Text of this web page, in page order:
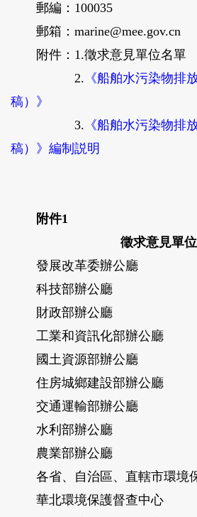
郵編：100035
郵箱：marine@mee.gov.cn
附件：1.徵求意見單位名單
2. 《船舶水污染物排
稿）》
3. 《船舶水污染物排
稿）》編制説明
附件1
徵求意見單位
發展改革委辦公廳
科技部辦公廳
財政部辦公廳
工業和資訊化部辦公廳
國土資源部辦公廳
住房城鄉建設部辦公廳
交通運輸部辦公廳
水利部辦公廳
農業部辦公廳
各省、自治區、直轄市環境保
華北環境保護督查中心